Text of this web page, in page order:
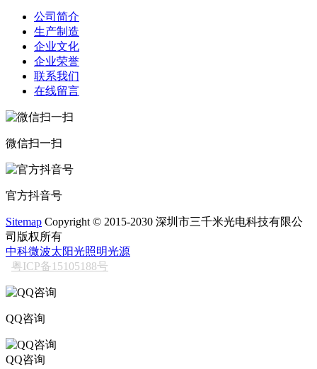
公司简介
生产制造
企业文化
企业荣誉
联系我们
在线留言
微信扫一扫
官方抖音号
Sitemap Copyright © 2015-2030 深圳市三千米光电科技有限公
司版权所有
中科微波太阳光照明光源
粤ICP备15105188号
QQ咨询
QQ咨询